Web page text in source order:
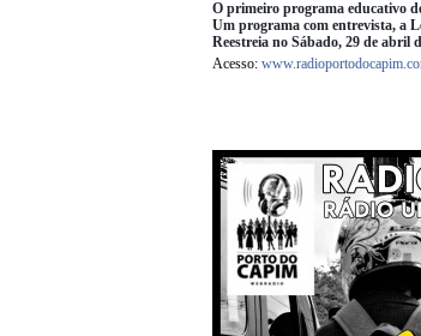
O primeiro programa educativo
Um programa com entrevista, a
Reestreia no Sábado, 29 de abril
Acesso: www.radioportodocapim.